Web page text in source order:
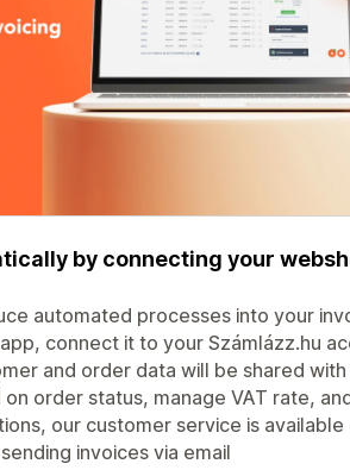
by connecting your
automated processes into your
connect it to your Számlázz.hu
and order data will be shared
order status, manage VAT rate,
our customer service is
invoices via email